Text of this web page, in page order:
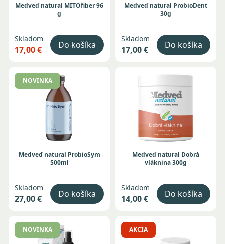
Medveď natural MITOfiber 96
g
Skladom
17,00 € Do košíka
Medveď natural ProbioDent
30g
Skladom
17,00 € Do košíka
NOVINKA
Medveď natural ProbioSym
500ml
Skladom
27,00 € Do košíka
Medveď natural Dobrá
vláknina 300g
Skladom
14,00 € Do košíka
NOVINKA AKCIA